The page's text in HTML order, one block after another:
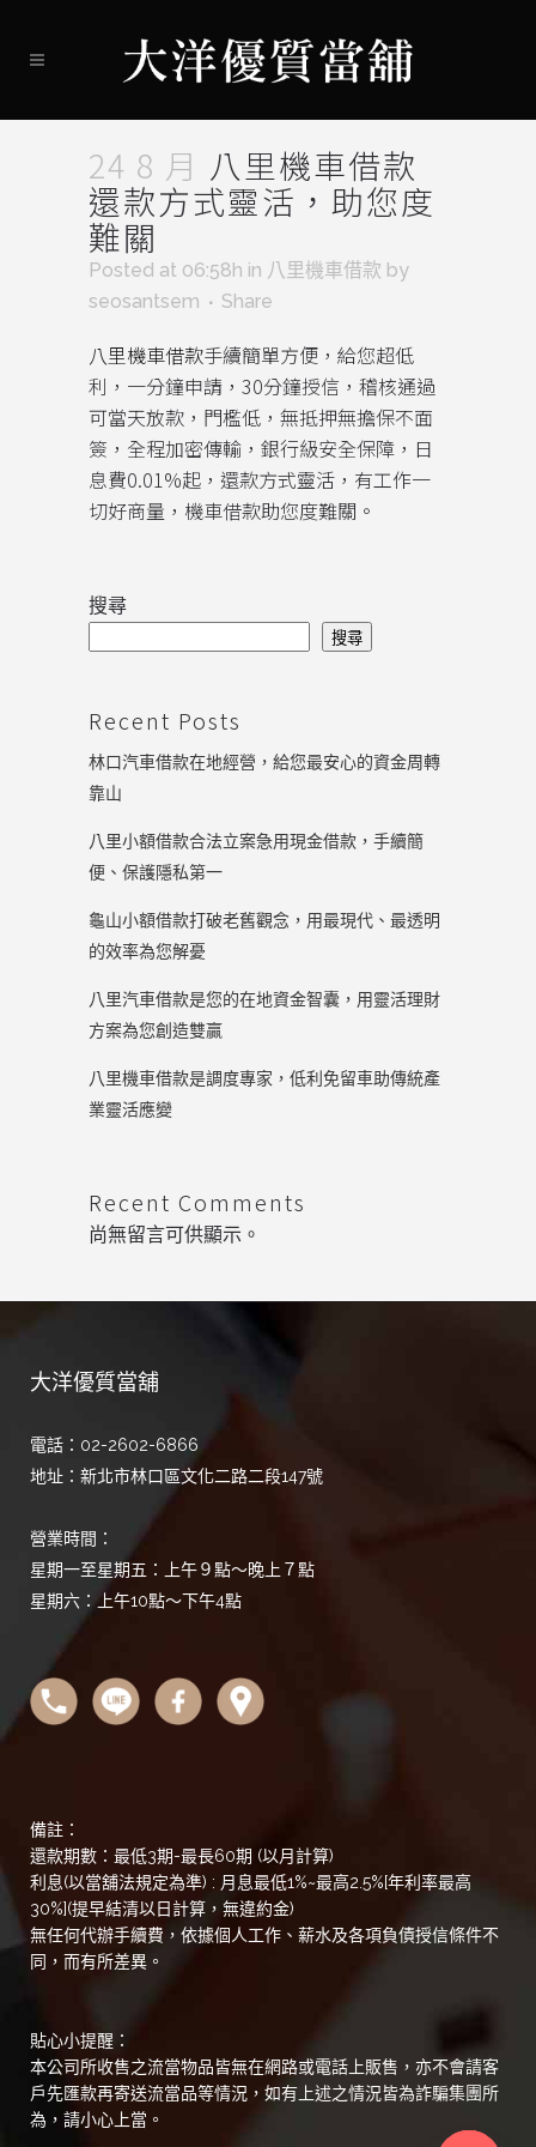
24 8 月 八里機車借款
還款方式靈活，助您度
難關
Posted at 06:58h in 八里機車借款 by
seosantsem
Share
八里機車借款手續簡單方便，給您超低
利，一分鐘申請，30分鐘授信，稽核通過
可當天放款，門檻低，無抵押無擔保不面
簽，全程加密傳輸，銀行級安全保障，日
息費0.01%起，還款方式靈活，有工作一
切好商量，機車借款助您度難關。
搜尋
搜尋
Recent Posts
林口汽車借款在地經營，給您最安心的資金周轉
靠山
八里小額借款合法立案急用現金借款，手續簡
便、保護隱私第一
龜山小額借款打破老舊觀念，用最現代、最透明
的效率為您解憂
八里汽車借款是您的在地資金智囊，用靈活理財
方案為您創造雙贏
八里機車借款是調度專家，低利免留車助傳統產
業靈活應變
Recent Comments
尚無留言可供顯示。
大洋優質當舖
電話：02-2602-6866
地址：新北市林口區文化二路二段147號
營業時間：
星期一至星期五：上午９點～晚上７點
星期六：上午10點～下午4點
備註：
還款期數：最低3期-最長60期 (以月計算)
利息(以當舖法規定為準) : 月息最低1%~最高2.5%[年利率最高
30%](提早結清以日計算，無違約金)
無任何代辦手續費，依據個人工作、薪水及各項負債授信條件不
同，而有所差異。
貼心小提醒：
本公司所收售之流當物品皆無在網路或電話上販售，亦不會請客
戶先匯款再寄送流當品等情況，如有上述之情況皆為詐騙集團所
為，請小心上當。